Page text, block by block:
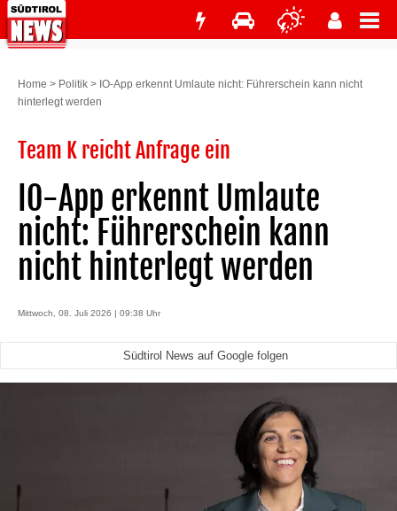
Home > Politik > IO-App erkennt Umlaute nicht: Führerschein kann nicht
hinterlegt werden
Team K reicht Anfrage ein
IO-App erkennt Umlaute
nicht: Führerschein kann
nicht hinterlegt werden
Mittwoch, 08. Juli 2026 | 09:38 Uhr
Südtirol News auf Google folgen